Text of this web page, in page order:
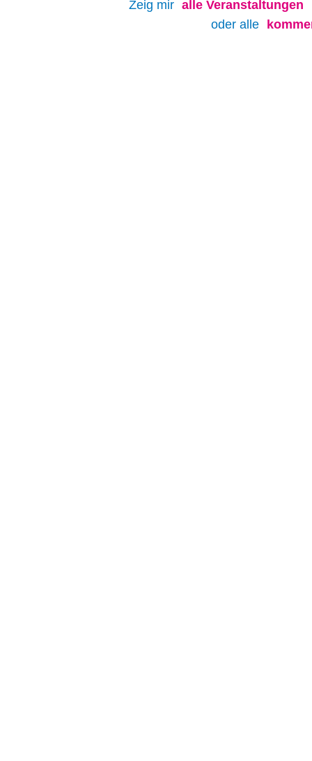
Zeig mir alle Veranstaltungen
oder alle